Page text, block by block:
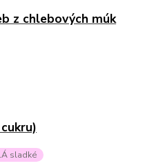
z chlebových múk
sladké